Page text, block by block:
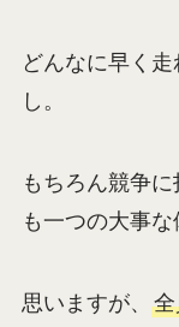
どんなに早く
し。
もちろん競争
も一つの大事
思いますが、